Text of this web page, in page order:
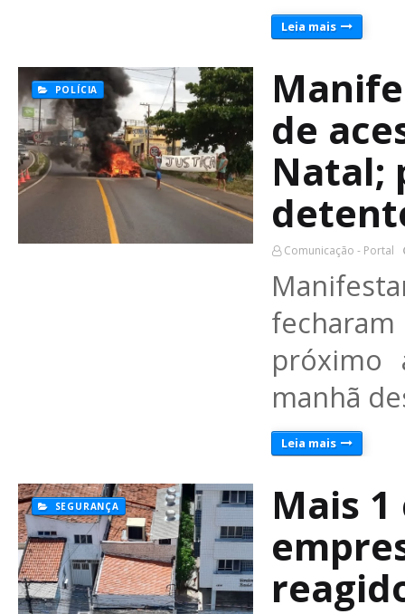
Leia mais
POLÍCIA
de
Natal;
Comunicação - Portal
próximo
manhã
Leia mais
SEGURANÇA
Mais